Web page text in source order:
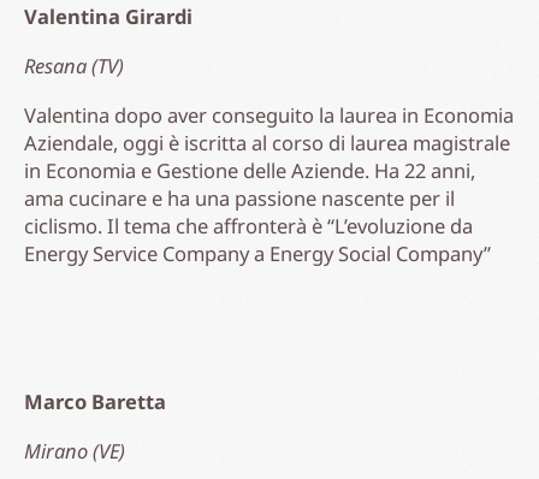
Valentina Girardi
Resana (TV)
Valentina dopo aver conseguito la laurea in Economia
Aziendale, oggi è iscritta al corso di laurea magistrale
in Economia e Gestione delle Aziende. Ha 22 anni,
ama cucinare e ha una passione nascente per il
ciclismo. Il tema che affronterà è “L’evoluzione da
Energy Service Company a Energy Social Company”
Marco Baretta
Mirano (VE)